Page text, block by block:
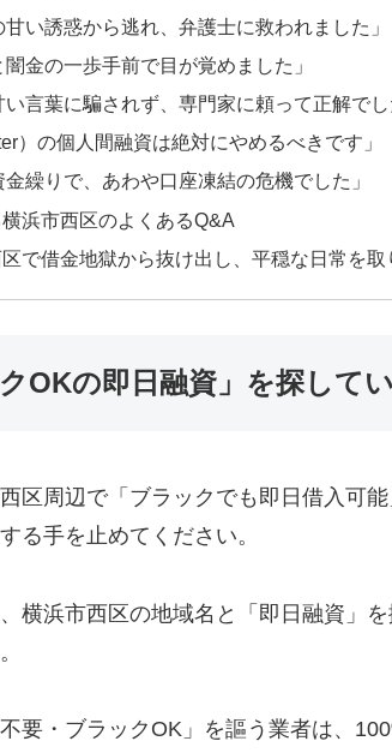
い誘惑から逃れ、弁護士に救われました」
金の一歩手前で目が覚めました」
言葉に騙されず、専門家に頼って正解でし
）の個人間融資は絶対にやめるべきです」
繰りで、あわや口座凍結の危機でした」
浜市西区のよくあるQ&A
で借金地獄から抜け出し、平穏な日常を取
OKの即日融資」を探して
区周辺で「ブラックでも即日借入可
る手を止めてください。
横浜市西区の地域名と「即日融資」
要・ブラックOK」を謳う業者は、